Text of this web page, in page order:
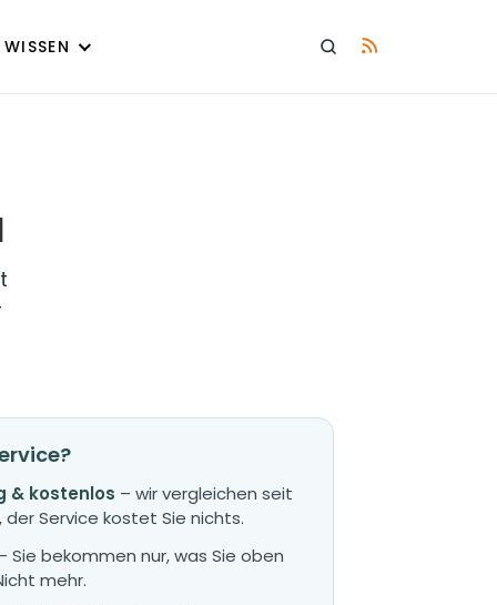
WISSEN
& kostenlos – wir vergleichen seit
der Service kostet Sie nichts.
Sie bekommen nur, was Sie oben
mehr.